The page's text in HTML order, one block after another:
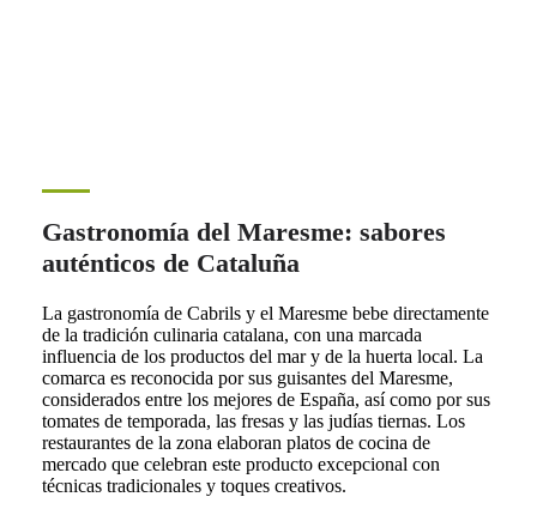
Gastronomía del Maresme: sabores
auténticos de Cataluña
La gastronomía de Cabrils y el Maresme bebe directamente
de la tradición culinaria catalana, con una marcada
influencia de los productos del mar y de la huerta local. La
comarca es reconocida por sus guisantes del Maresme,
considerados entre los mejores de España, así como por sus
tomates de temporada, las fresas y las judías tiernas. Los
restaurantes de la zona elaboran platos de cocina de
mercado que celebran este producto excepcional con
técnicas tradicionales y toques creativos.